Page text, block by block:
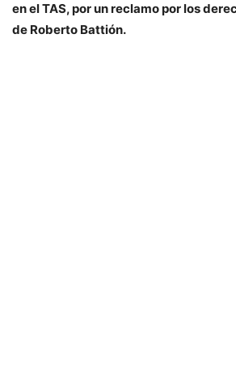
en el TAS, por un reclamo por los
de Roberto Battión.